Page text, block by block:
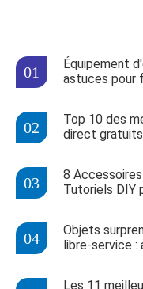
Équipement
astuces pour
Top 10 des
direct
8
Tutoriels DIY
Objets
libre-service
Les 11